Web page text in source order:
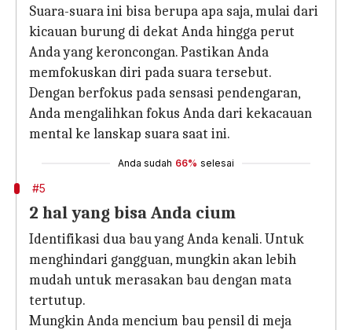
Suara-suara ini bisa berupa apa saja, mulai dari
kicauan burung di dekat Anda hingga perut
Anda yang keroncongan. Pastikan Anda
memfokuskan diri pada suara tersebut.
Dengan berfokus pada sensasi pendengaran,
Anda mengalihkan fokus Anda dari kekacauan
mental ke lanskap suara saat ini.
Anda sudah 66% selesai
#5
2 hal yang bisa Anda cium
Identifikasi dua bau yang Anda kenali. Untuk
menghindari gangguan, mungkin akan lebih
mudah untuk merasakan bau dengan mata
tertutup.
Mungkin Anda mencium bau pensil di meja